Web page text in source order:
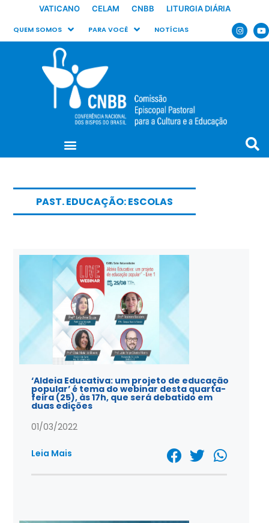
VATICANO CELAM CNBB LITURGIA DIÁRIA
QUEM SOMOS PARA VOCÊ NOTÍCIAS
PAST. EDUCAÇÃO: ESCOLAS
‘Aldeia Educativa: um projeto de educação
popular’ é tema do webinar desta quarta-
feira (25), às 17h, que será debatido em
duas edições
01/03/2022
Leia Mais